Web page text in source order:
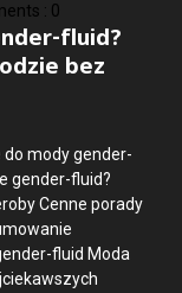
: 0
fluid?
bez
mody gender-
gender-fluid?
Cenne porady
fluid Moda